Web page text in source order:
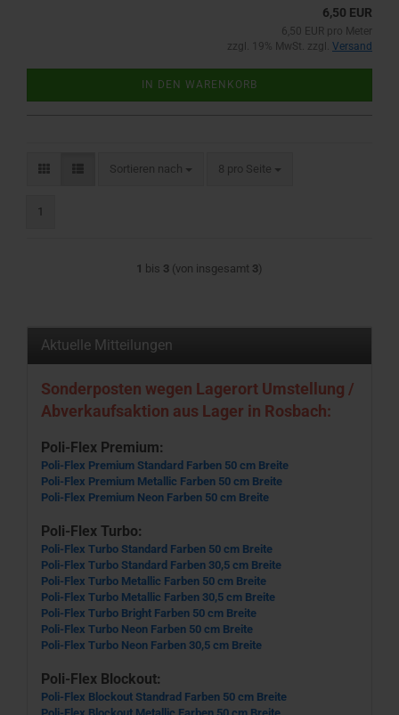
6,50 EUR
6,50 EUR pro Meter
zzgl. 19% MwSt. zzgl. Versand
IN DEN WARENKORB
Sortieren nach
Sortieren nach 8 pro Seite
pro Seite
1
1 bis 3 (von insgesamt 3)
Aktuelle Mitteilungen
Sonderposten wegen Lagerort Umstellung /
Abverkaufsaktion aus Lager in Rosbach:
Poli-Flex Premium:
Poli-Flex Premium Standard Farben 50 cm Breite
Poli-Flex Premium Metallic Farben 50 cm Breite
Poli-Flex Premium Neon Farben 50 cm Breite
Poli-Flex Turbo:
Poli-Flex Turbo Standard Farben 50 cm Breite
Poli-Flex Turbo Standard Farben 30,5 cm Breite
Poli-Flex Turbo Metallic Farben 50 cm Breite
Poli-Flex Turbo Metallic Farben 30,5 cm Breite
Poli-Flex Turbo Bright Farben 50 cm Breite
Poli-Flex Turbo Neon Farben 50 cm Breite
Poli-Flex Turbo Neon Farben 30,5 cm Breite
Poli-Flex Blockout:
Poli-Flex Blockout Standrad Farben 50 cm Breite